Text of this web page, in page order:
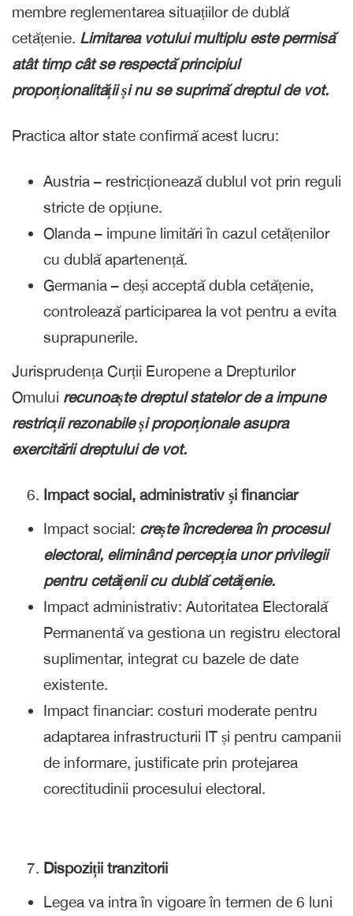
membre reglementarea situațiilor de dublă
cetățenie. Limitarea votului multiplu este permisă
atât timp cât se respectă principiul
proporționalității și nu se suprimă dreptul de vot.
Practica altor state confirmă acest lucru:
Austria – restricționează dublul vot prin reguli
stricte de opțiune.
Olanda – impune limitări în cazul cetățenilor
cu dublă apartenență.
Germania – deși acceptă dubla cetățenie,
controlează participarea la vot pentru a evita
suprapunerile.
Jurisprudența Curții Europene a Drepturilor
Omului recunoaște dreptul statelor de a impune
restricții rezonabile și proporționale asupra
exercitării dreptului de vot.
Impact social, administrativ și financiar
Impact social: crește încrederea în procesul
electoral, eliminând percepția unor privilegii
pentru cetățenii cu dublă cetățenie.
Impact administrativ: Autoritatea Electorală
Permanentă va gestiona un registru electoral
suplimentar, integrat cu bazele de date
existente.
Impact financiar: costuri moderate pentru
adaptarea infrastructurii IT și pentru campanii
de informare, justificate prin protejarea
corectitudinii procesului electoral.
Dispoziții tranzitorii
Legea va intra în vigoare în termen de 6 luni